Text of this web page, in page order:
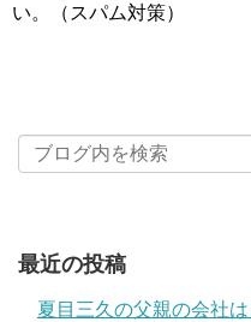
い。（スパム対策）
最近の投稿
夏目三久の父親の会社